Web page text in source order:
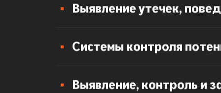
Выявление утечек,
Системы контроля
Выявление, контроль и